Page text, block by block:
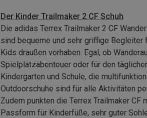
Der Kinder Trailmaker 2 CF Schuh
Die adidas Terrex Trailmaker 2 CF
sind bequeme und sehr griffige Begleiter
Kids draußen vorhaben. Egal, ob
Spielplatzabenteuer oder für den
Kindergarten und Schule, die
Outdoorschuhe sind für alle Aktivitäten
Zudem punkten die Terrex Trailmaker CF
Passform für Kinderfüße, sehr guter